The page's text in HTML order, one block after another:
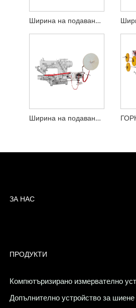
Ширина на подаване на страничен лентоподавач 200 mm
Ширина на подаване на страничен лентоподавач 70 mm
ЗА НАС
ПРОДУКТИ
Компютъризирано измервателно
Допълнително устройство за шиене